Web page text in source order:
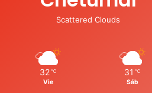
Scattered Clouds
32 ℃
Vie
31 ℃
Sáb